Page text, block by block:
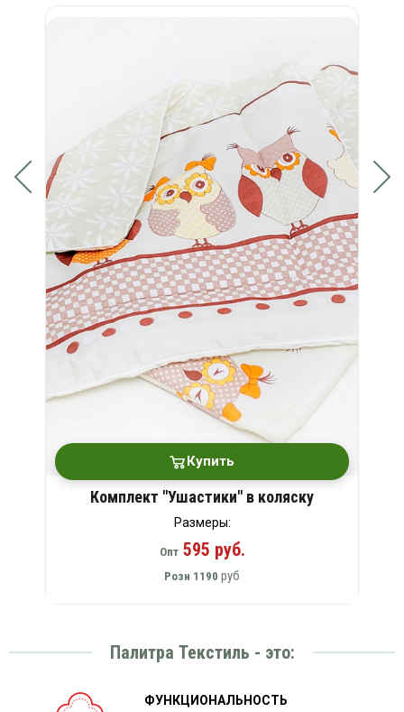
Купить
Комплект "Ушастики" в коляску
Размеры:
Опт595 руб.
Розн 1190 руб
Палитра Текстиль - это:
ФУНКЦИОНАЛЬНОСТЬ